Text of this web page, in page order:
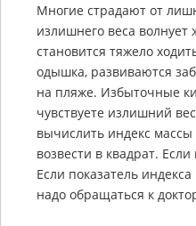
Многие страдают от
излишнего веса
становится тяжело
одышка, развиваются
на пляже. Избыточные
чувствуете излишний
вычислить индекс
возвести в квадрат.
Если показатель
надо обращаться к